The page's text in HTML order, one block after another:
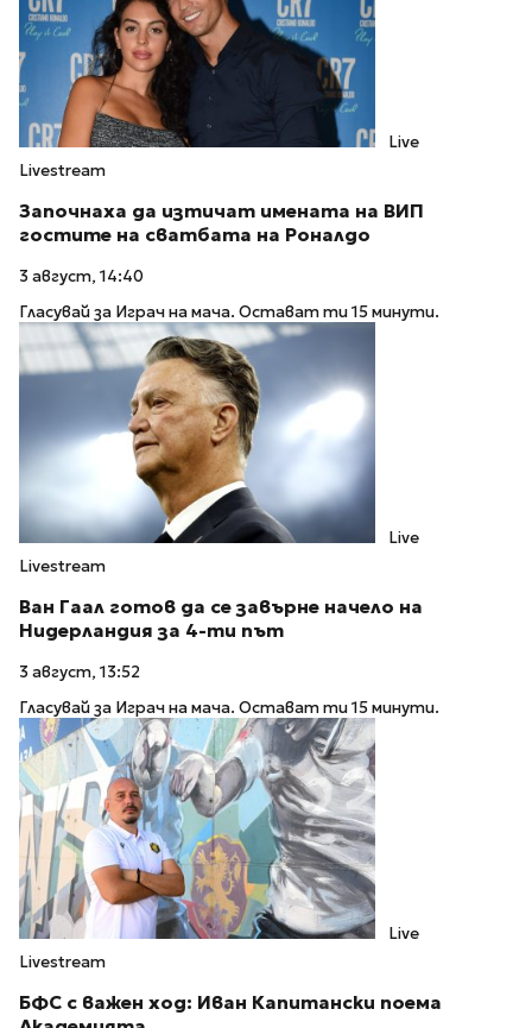
Live
Livestream
Започнаха да изтичат имената на ВИП
гостите на сватбата на Роналдо
3 август, 14:40
Гласувай за Играч на мача. Остават ти 15 минути.
Live
Livestream
Ван Гаал готов да се завърне начело на
Нидерландия за 4-ти път
3 август, 13:52
Гласувай за Играч на мача. Остават ти 15 минути.
Live
Livestream
БФС с важен ход: Иван Капитански поема